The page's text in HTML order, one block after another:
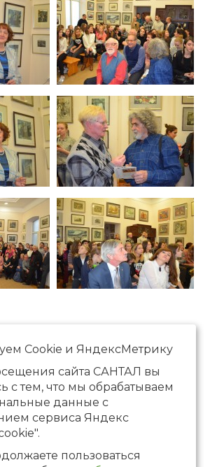
АИС Татьяна Соколинская.
Сookie и ЯндексМетрику
сайта САНТАЛ вы
с тем, что мы обрабатываем
данные с
сервиса Яндекс
пользоваться